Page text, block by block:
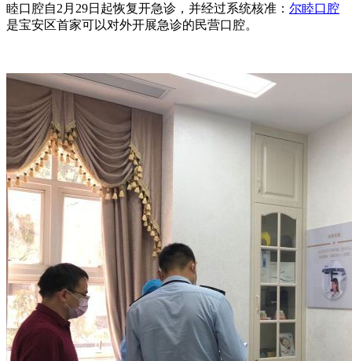
睦口腔自2月29日起恢复开急诊，并经过系统核准： 尔睦口腔
是宝安区首家可以对外开展急诊的民营口腔。